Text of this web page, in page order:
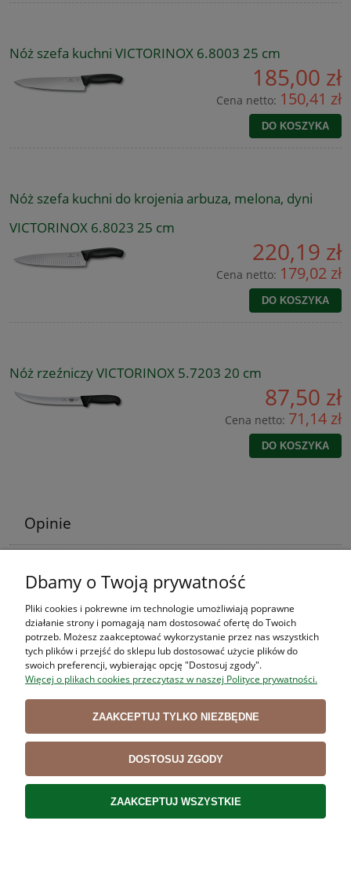
Nóż szefa kuchni VICTORINOX 6.8003 25 cm
185,00 zł
Cena netto: 150,41 zł
DO KOSZYKA
Nóż szefa kuchni do krojenia arbuza, melona, dyni
VICTORINOX 6.8023 25 cm
220,19 zł
Cena netto: 179,02 zł
DO KOSZYKA
Nóż rzeźniczy VICTORINOX 5.7203 20 cm
87,50 zł
Cena netto: 71,14 zł
DO KOSZYKA
Opinie
Produkt nie posiada recenzji
Opinie o produkcie (0)
Wyświetlane są wszystkie opinie (pozytywne i negatywne). Nie weryfikujemy,
czy pochodzą one od klientów, którzy kupili dany produkt.
BESTSELLERY
Dbamy o Twoją prywatność
Pliki cookies i pokrewne im technologie umożliwiają poprawne
działanie strony i pomagają nam dostosować ofertę do Twoich
potrzeb. Możesz zaakceptować wykorzystanie przez nas wszystkich
tych plików i przejść do sklepu lub dostosować użycie plików do
swoich preferencji, wybierając opcję "Dostosuj zgody".
Więcej o plikach cookies przeczytasz w naszej Polityce prywatności.
ZAAKCEPTUJ TYLKO NIEZBĘDNE
DOSTOSUJ ZGODY
ZAAKCEPTUJ WSZYSTKIE